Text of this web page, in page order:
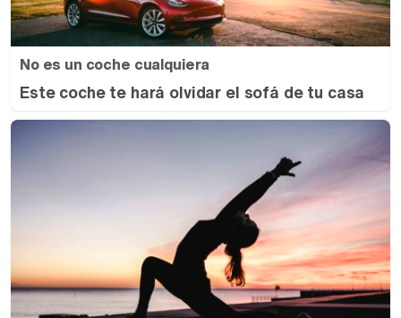
No es un coche cualquiera
Este coche te hará olvidar el sofá de tu casa